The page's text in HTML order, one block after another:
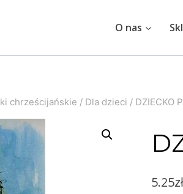
O nas
chrześcijańskie / Dla dzieci / DZIECKO
5.25zł